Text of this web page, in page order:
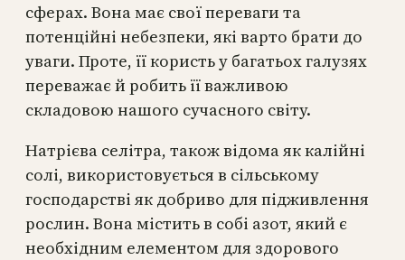
сферах. Вона має свої переваги та
потенційні небезпеки, які варто брати до
уваги. Проте, її користь у багатьох галузях
переважає й робить її важливою
складовою нашого сучасного світу.
Натрієва селітра, також відома як калійні
солі, використовується в сільському
господарстві як добриво для підживлення
рослин. Вона містить в собі азот, який є
необхідним елементом для здорового